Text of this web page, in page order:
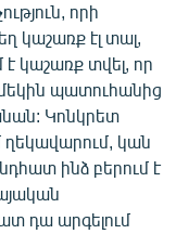
որի
կաշառք էլ տալ,
է կաշառք տվել, որ
պատուհանից
Կոնկրետ
ղեկավարում, կան
ինձ բերում է
դա արգելում